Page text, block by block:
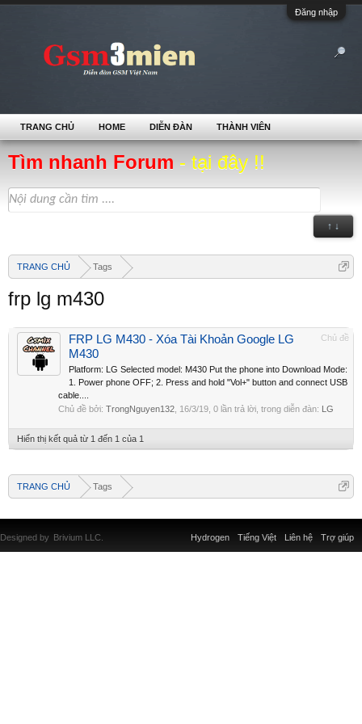
Đăng nhập
Tìm nhanh Forum - tại đây !!
↑ ↓
TRANG CHỦ Tags
frp lg m430
Chủ đề
FRP LG M430 - Xóa Tài Khoản Google LG
M430
Platform: LG Selected model: M430 Put the phone into Download Mode:
1. Power phone OFF; 2. Press and hold "Vol+" button and connect USB
cable....
Chủ đề bởi: TrongNguyen132 16/3/19 , 0 lần trả lời, trong diễn đàn: LG
Hiển thị kết quả từ 1 đến 1 của 1
TRANG CHỦ Tags
TRANG CHỦ HOME DIỄN ĐÀN THÀNH VIÊN
Liên hệ Trợ giúp
Hydrogen Tiếng Việt
Designed by Brivium LLC.